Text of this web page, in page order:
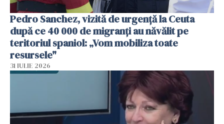
Pedro Sanchez, vizită de urgență la Ceuta
după ce 40 000 de migranți au năvălit pe
teritoriul spaniol: „Vom mobiliza toate
resursele"
31 IULIE 2026